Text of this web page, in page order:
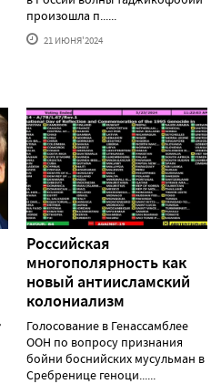
произошла п......
21 ИЮНЯ'2024
Российская
многополярность как
новый антиисламский
колониализм
Голосование в Генассамблее
ООН по вопросу признания
бойни боснийских мусульман в
Сребренице геноци......